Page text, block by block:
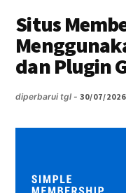
Go
Online
Situs
dan Plugin
diperbarui tgl -30/07/2026